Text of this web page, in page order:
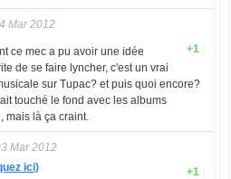
Mar 2012
+1
ce mec a pu avoir une idée
de se faire lyncher, c'est un vrai
sur Tupac? et puis quoi encore?
touché le fond avec les albums
mais là ça craint.
Mar 2012
+1
ici)